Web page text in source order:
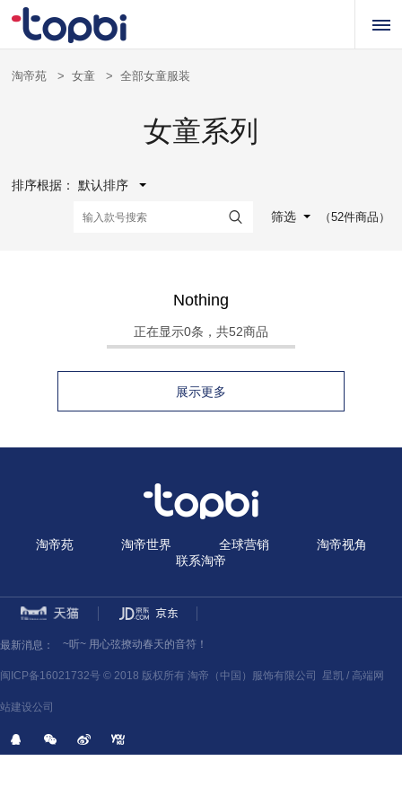
淘帝苑 > 女童 > 全部女童服装
女童系列
排序根据：默认排序
筛选 （52件商品）
Nothing
正在显示0条，共52商品
展示更多
淘帝苑 淘帝世界 全球营销
淘帝视角
联系淘帝
最新消息：
~听~ 用心弦撩动春天的音符！
~听~ 用心弦撩动春天的音符！
闽ICP备16021732号 © 2018 版权所有 淘帝（中国）服饰有限公司 星凯 / 高端网
站建设公司